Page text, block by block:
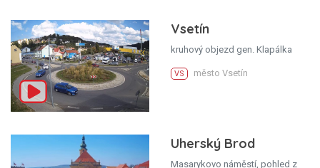
Vsetín
kruhový objezd gen. Klapálka
VS město Vsetín
Uherský Brod
Masarykovo náměstí, pohled z